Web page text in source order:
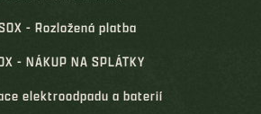
- Rozložená platba
- NÁKUP NA SPLÁTKY
elektroodpadu a baterií